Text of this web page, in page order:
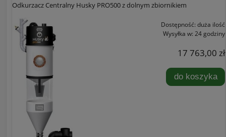
Odkurzacz Centralny Husky PRO500 z dolnym zbiornikiem
Dostępność: duża ilość
Wysyłka w: 24 godziny
17 763,00 zł
do koszyka